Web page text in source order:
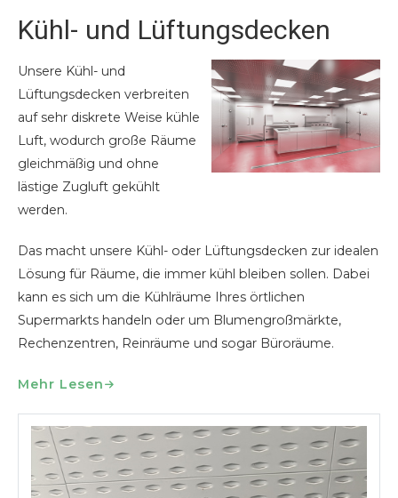
Kühl- und Lüftungsdecken
Unsere Kühl- und
Lüftungsdecken verbreiten
auf sehr diskrete Weise kühle
Luft, wodurch große Räume
gleichmäßig und ohne
lästige Zugluft gekühlt
werden.
Das macht unsere Kühl- oder Lüftungsdecken zur idealen
Lösung für Räume, die immer kühl bleiben sollen. Dabei
kann es sich um die Kühlräume Ihres örtlichen
Supermarkts handeln oder um Blumengroßmärkte,
Rechenzentren, Reinräume und sogar Büroräume.
Mehr Lesen